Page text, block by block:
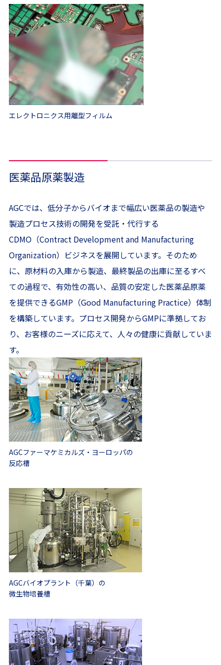
エレクトロニクス用離型フィルム
医薬品原薬製造
AGCでは、低分子からバイオまで幅広い医薬品の製造や
製造プロセス技術の開発を受託・代行する
CDMO（Contract Development and Manufacturing
Organization）ビジネスを展開しています。そのため
に、原材料の入庫から製造、最終製品の出庫に至るすべ
ての過程で、有効性の高い、品質の安定した医薬品原薬
を提供できるGMP（Good Manufacturing Practice）体制
を構築しています。プロセス開発からGMPに準拠してお
り、お客様のニーズに応えて、人々の健康に貢献していま
す。
AGCファーマケミカルズ・ヨーロッパの
反応槽
AGCバイオプラント（千葉）の
微生物培養槽